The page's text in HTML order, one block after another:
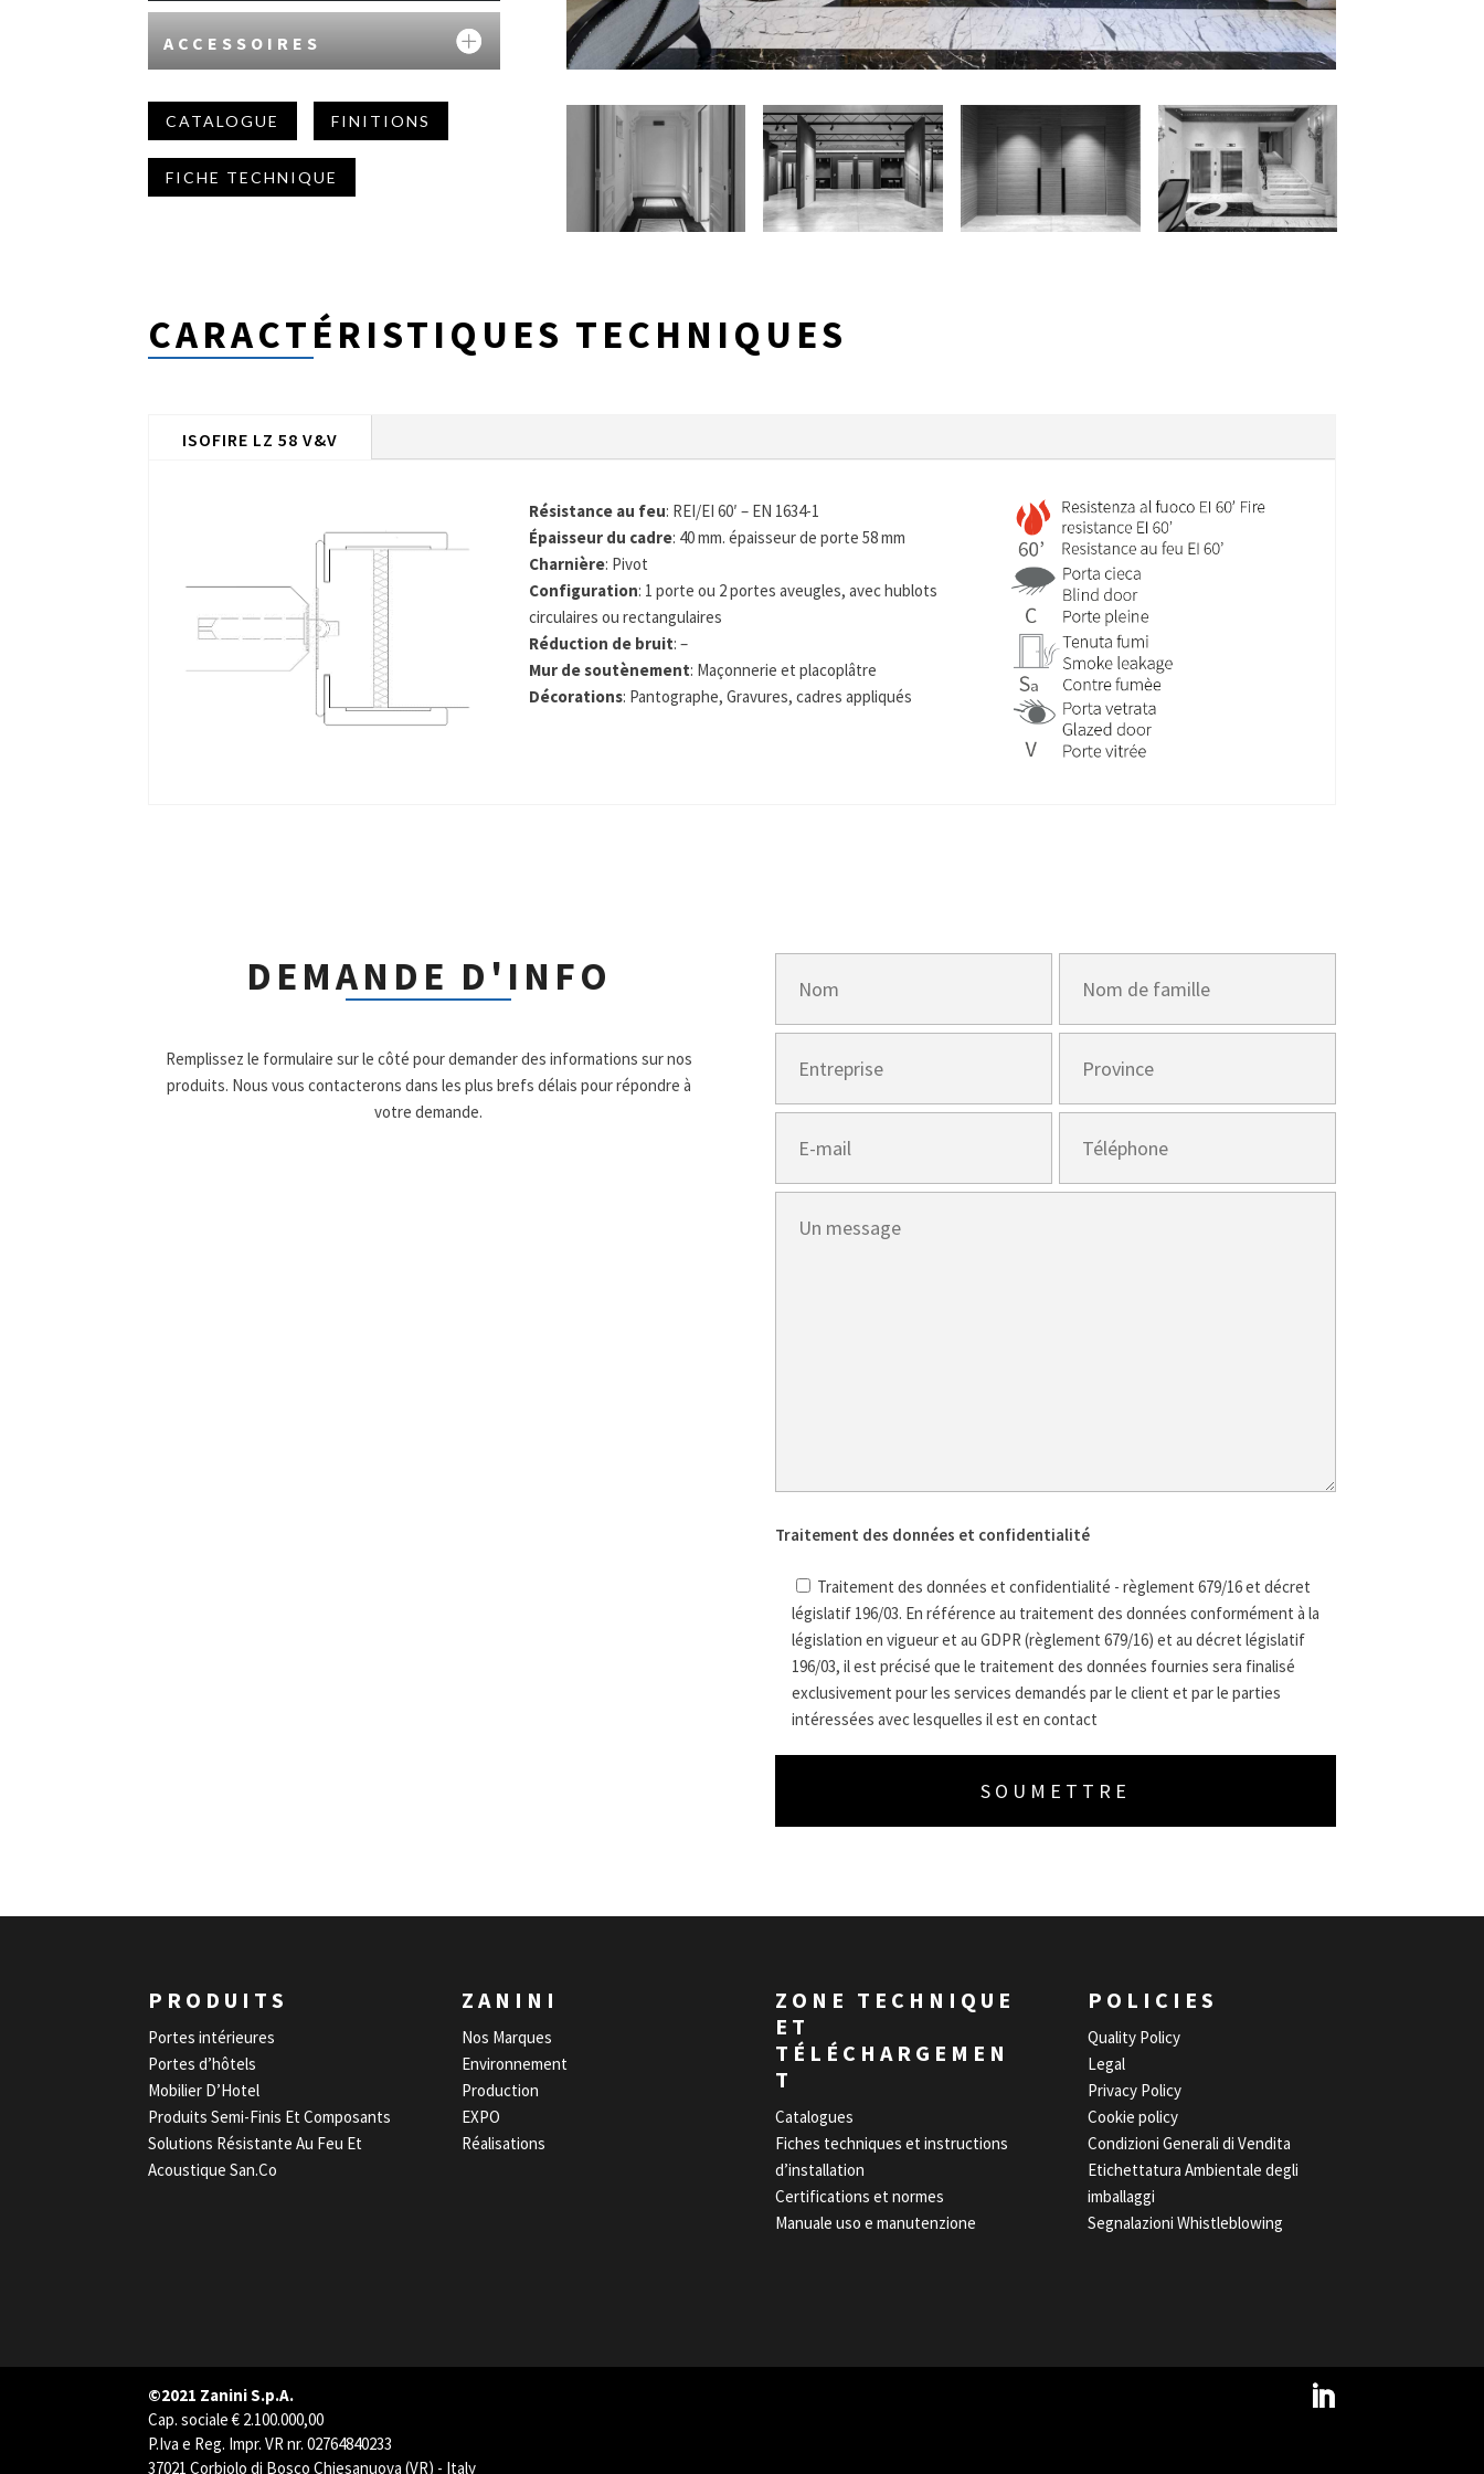
ACCESSOIRES
CATALOGUE FINITIONS
FICHE TECHNIQUE
CARACTÉRISTIQUES TECHNIQUES
ISOFIRE LZ 58 V&V
Résistance au feu: REI/EI 60′ – EN 1634-1
Épaisseur du cadre: 40 mm. épaisseur de porte 58 mm
Charnière: Pivot
Configuration: 1 porte ou 2 portes aveugles, avec hublots
circulaires ou rectangulaires
Réduction de bruit: –
Mur de soutènement: Maçonnerie et placoplâtre
Décorations: Pantographe, Gravures, cadres appliqués
DEMANDE D'INFO
Remplissez le formulaire sur le côté pour demander des informations sur nos
produits. Nous vous contacterons dans les plus brefs délais pour répondre à
votre demande.
Traitement des données et confidentialité
Traitement des données et confidentialité - règlement 679/16 et décret
législatif 196/03. En référence au traitement des données conformément à la
législation en vigueur et au GDPR (règlement 679/16) et au décret législatif
196/03, il est précisé que le traitement des données fournies sera finalisé
exclusivement pour les services demandés par le client et par le parties
intéressées avec lesquelles il est en contact
PRODUITS
Portes intérieures
Portes d’hôtels
Mobilier D’Hotel
Produits Semi-Finis Et Composants
Solutions Résistante Au Feu Et
Acoustique San.Co
ZANINI
Nos Marques
Environnement
Production
EXPO
Réalisations
ZONE TECHNIQUE
ET
TÉLÉCHARGEMEN
T
Catalogues
Fiches techniques et instructions
d’installation
Certifications et normes
Manuale uso e manutenzione
POLICIES
Quality Policy
Legal
Privacy Policy
Cookie policy
Condizioni Generali di Vendita
Etichettatura Ambientale degli
imballaggi
Segnalazioni Whistleblowing
©2021 Zanini S.p.A.
Cap. sociale € 2.100.000,00
P.Iva e Reg. Impr. VR nr. 02764840233
37021 Corbiolo di Bosco Chiesanuova (VR) - Italy